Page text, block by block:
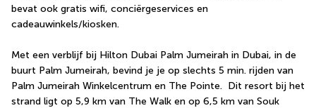
bevat ook gratis wifi, conciërgeservices en
cadeauwinkels/kiosken.
Met een verblijf bij Hilton Dubai Palm Jumeirah in Dubai, in de
buurt Palm Jumeirah, bevind je je op slechts 5 min. rijden van
Palm Jumeirah Winkelcentrum en The Pointe.  Dit resort bij het
strand ligt op 5,9 km van The Walk en op 6,5 km van Souk